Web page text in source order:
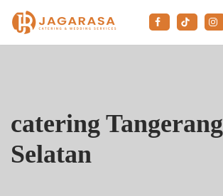
Lompat
catering Tangerang
Selatan